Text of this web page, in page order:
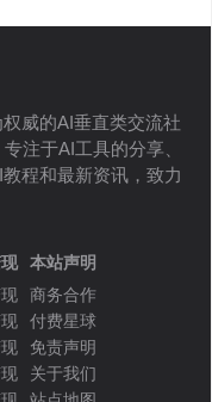
威的AI垂直类交流社
注于AI工具的分享、
程和最新资讯，致力
本站声明
商务合作
付费星球
免责声明
关于我们